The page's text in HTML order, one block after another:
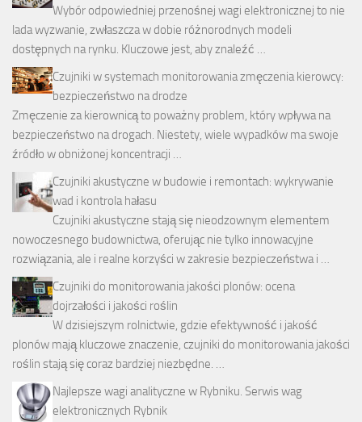
Wybór odpowiedniej przenośnej wagi elektronicznej to nie
lada wyzwanie, zwłaszcza w dobie różnorodnych modeli
dostępnych na rynku. Kluczowe jest, aby znaleźć …
Czujniki w systemach monitorowania zmęczenia kierowcy:
bezpieczeństwo na drodze
Zmęczenie za kierownicą to poważny problem, który wpływa na
bezpieczeństwo na drogach. Niestety, wiele wypadków ma swoje
źródło w obniżonej koncentracji …
Czujniki akustyczne w budowie i remontach: wykrywanie
wad i kontrola hałasu
Czujniki akustyczne stają się nieodzownym elementem
nowoczesnego budownictwa, oferując nie tylko innowacyjne
rozwiązania, ale i realne korzyści w zakresie bezpieczeństwa i …
Czujniki do monitorowania jakości plonów: ocena
dojrzałości i jakości roślin
W dzisiejszym rolnictwie, gdzie efektywność i jakość
plonów mają kluczowe znaczenie, czujniki do monitorowania jakości
roślin stają się coraz bardziej niezbędne. …
Najlepsze wagi analityczne w Rybniku. Serwis wag
elektronicznych Rybnik